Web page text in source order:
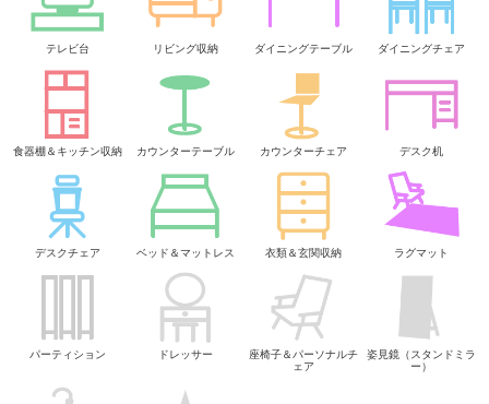
テレビ台 リビング収納 ダイニングテーブル ダイニングチェア
食器棚＆キッチン収納 カウンターテーブル カウンターチェア デスク机
デスクチェア ベッド＆マットレス 衣類＆玄関収納 ラグマット
パーティション ドレッサー
座椅子＆パーソナルチ
ェア
姿見鏡（スタンドミラ
ー）